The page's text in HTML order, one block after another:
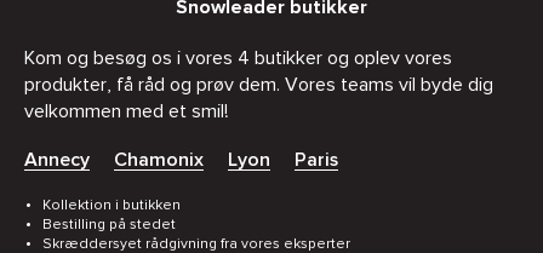
Snowleader butikker
Kom og besøg os i vores 4 butikker og oplev vores
produkter, få råd og prøv dem. Vores teams vil byde dig
velkommen med et smil!
Annecy Chamonix Lyon Paris
Kollektion i butikken
Bestilling på stedet
Skræddersyet rådgivning fra vores eksperter